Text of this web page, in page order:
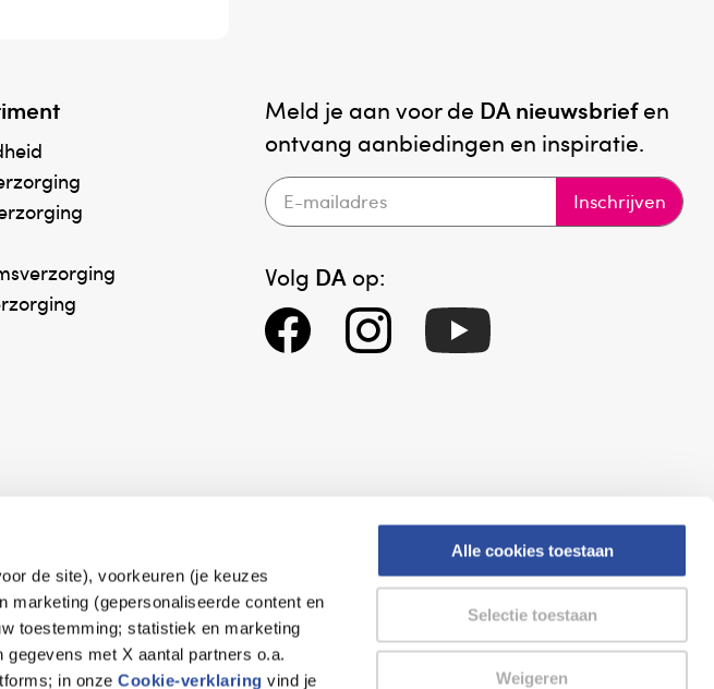
de site), voorkeuren (je keuzes
marketing (gepersonaliseerde content en
toestemming; statistiek en marketing
met X aantal partners o.a.
in onzeCookie-verklaring vind je
Alle cookies toestaan
Selectie toestaan
Weigeren
Waterpokken
in de koelkast
Meld je aan voor de DA nieuwsbriefen
ontvang aanbiedingen en inspiratie.
Inschrijven
Volg DA op:
Winkelen met zekerheid
⁠Deze webshop is aangesloten
⁠bij Thuiswinkelwaarborg.
Altijd onze folder bij de hand
Check onze folders ⁠bij
AlleFolders.